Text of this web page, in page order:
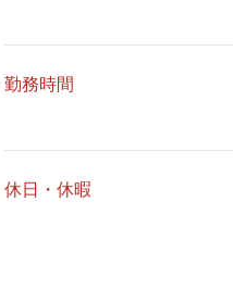
勤務時間
休日・休暇